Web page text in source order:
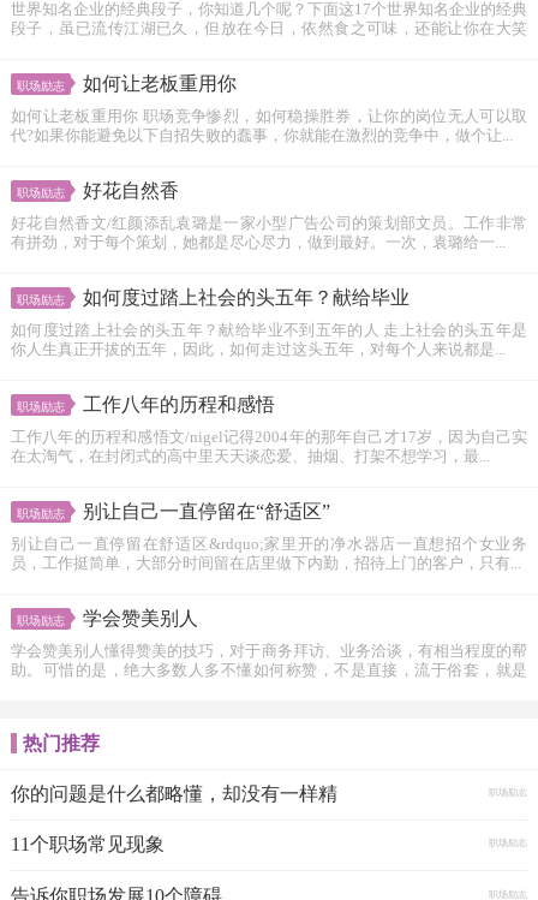
世界知名企业的经典段子，你知道几个呢？下面这17个世界知名企业的经典
段子，虽已流传江湖已久，但放在今日，依然食之可味，还能让你在大笑
职场励志 如何让老板重用你
如何让老板重用你 职场竞争惨烈，如何稳操胜券，让你的岗位无人可以取
代?如果你能避免以下自招失败的蠢事，你就能在激烈的竞争中，做个让...
职场励志 好花自然香
好花自然香文/红颜添乱袁璐是一家小型广告公司的策划部文员。工作非常
有拼劲，对于每个策划，她都是尽心尽力，做到最好。一次，袁璐给一...
职场励志 如何度过踏上社会的头五年？献给毕业
如何度过踏上社会的头五年？献给毕业不到五年的人 走上社会的头五年是
你人生真正开拔的五年，因此，如何走过这头五年，对每个人来说都是...
职场励志 工作八年的历程和感悟
工作八年的历程和感悟文/nigel记得2004年的那年自己才17岁，因为自己实
在太淘气，在封闭式的高中里天天谈恋爱、抽烟、打架不想学习，最...
职场励志 别让自己一直停留在“舒适区”
别让自己一直停留在舒适区&rdquo;家里开的净水器店一直想招个女业务
员，工作挺简单，大部分时间留在店里做下内勤，招待上门的客户，只有...
职场励志 学会赞美别人
学会赞美别人懂得赞美的技巧，对于商务拜访、业务洽谈，有相当程度的帮
助。可惜的是，绝大多数人多不懂如何称赞，不是直接，流于俗套，就是
热门推荐
你的问题是什么都略懂，却没有一样精 职场励志
11个职场常见现象 职场励志
告诉你职场发展10个障碍 职场励志